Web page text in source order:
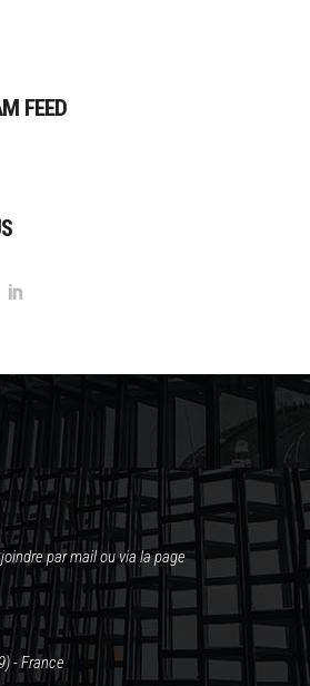
FEED
par mail ou via la page
- France